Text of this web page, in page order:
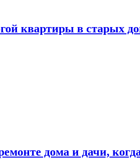
квартиры в старых
дома и дачи,